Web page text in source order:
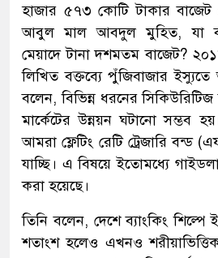
হাজার ৫৭৩ কোটি টাকার বাজেট
আবুল মাল আবদুল মুহিত, যা
মেয়াদে টানা দশমতম বাজেট?
লিখিত বক্তব্যে পুঁজিবাজার ইস্যুতে
বলেন, বিভিন্ন ধরনের সিকিউরিটিজ
মার্কেটের উন্নয়ন ঘটানো সম্ভব
আমরা ফ্লেটিং রেটি ট্রেজারি বন্ড
যাচ্ছি। এ বিষয়ে ইতোমধ্যে
করা হয়েছে।
তিনি বলেন, দেশে ব্যাংকিং শিল্পে
শতাংশ হলেও এখনও